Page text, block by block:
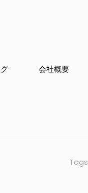
会社概要
Tags